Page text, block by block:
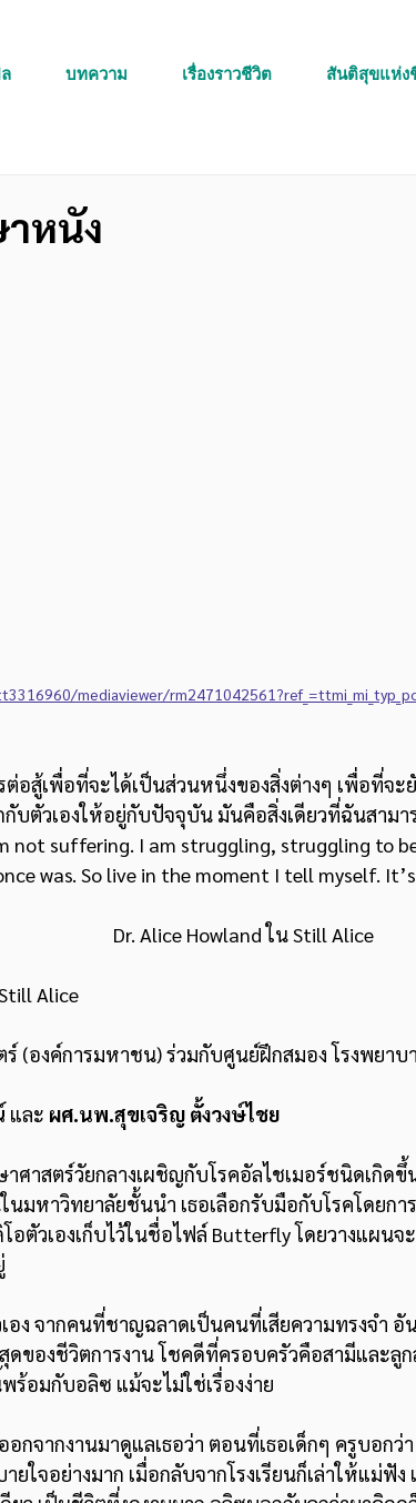
บทความ เรื่องราวชีวิต สันติสุขแห่ง
หนัง
mediaviewer/
อสู้เพื่อที่จะได้เป็นส่วนหนึ่งของสิ่งต่างๆ เพื่อที่จะ
บตัวเองให้อยู่กับปัจจุบัน มันคือสิ่งเดียวที่ฉันสามา
suffering. I am struggling, struggling to
was. So live in the moment I tell myself. It’s
											Dr. Alice Howland ใน Still Alice
Alice
(องค์การมหาชน) ร่วมกับศูนย์ฝึกสมอง โรงพยาบ
และ ผศ.นพ.สุขเจริญ ตั้งวงษ์ไชย
ศาสตร์วัยกลางเผชิญกับโรคอัลไชเมอร์ชนิดเกิดขึ้
นมหาวิทยาลัยชั้นนำ เธอเลือกรับมือกับโรคโดยกา
ตัวเองเก็บไว้ในชื่อไฟล์ Butterfly โดยวางแผนจ
ง จากคนที่ชาญฉลาดเป็นคนที่เสียความทรงจำ อั
ดของชีวิตการงาน โชคดีที่ครอบครัวคือสามีและลู
อมกับอลิซ แม้จะไม่ใช่เรื่องง่าย
กจากงานมาดูแลเธอว่า ตอนที่เธอเด็กๆ ครูบอกว่า
ใจอย่างมาก เมื่อกลับจากโรงเรียนก็เล่าให้แม่ฟัง